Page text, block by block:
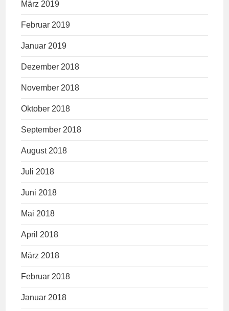
März 2019
Februar 2019
Januar 2019
Dezember 2018
November 2018
Oktober 2018
September 2018
August 2018
Juli 2018
Juni 2018
Mai 2018
April 2018
März 2018
Februar 2018
Januar 2018